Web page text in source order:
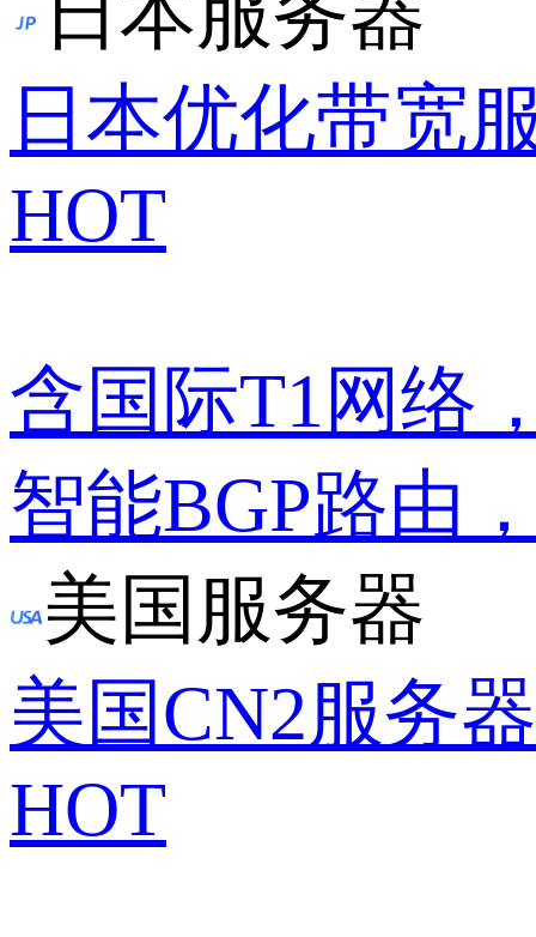
日本优化带宽
HOT
含国际T1网络
智能BGP路由
美国服务器
美国CN2服务器
HOT